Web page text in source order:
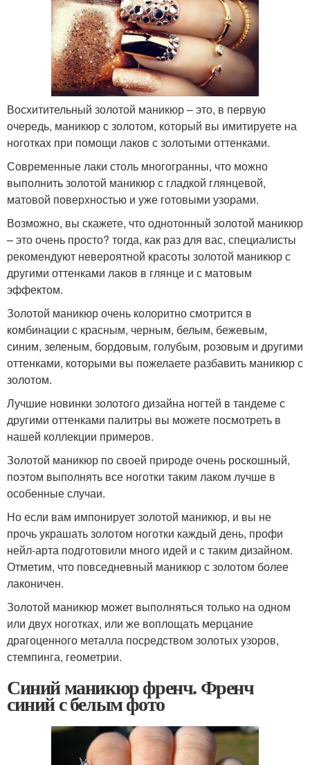
Восхитительный золотой маникюр – это, в первую
очередь, маникюр с золотом, который вы имитируете на
ноготках при помощи лаков с золотыми оттенками.
Современные лаки столь многогранны, что можно
выполнить золотой маникюр с гладкой глянцевой,
матовой поверхностью и уже готовыми узорами.
Возможно, вы скажете, что однотонный золотой маникюр
– это очень просто? тогда, как раз для вас, специалисты
рекомендуют невероятной красоты золотой маникюр с
другими оттенками лаков в глянце и с матовым
эффектом.
Золотой маникюр очень колоритно смотрится в
комбинации с красным, черным, белым, бежевым,
синим, зеленым, бордовым, голубым, розовым и другими
оттенками, которыми вы пожелаете разбавить маникюр с
золотом.
Лучшие новинки золотого дизайна ногтей в тандеме с
другими оттенками палитры вы можете посмотреть в
нашей коллекции примеров.
Золотой маникюр по своей природе очень роскошный,
поэтом выполнять все ноготки таким лаком лучше в
особенные случаи.
Но если вам импонирует золотой маникюр, и вы не
прочь украшать золотом ноготки каждый день, профи
нейл-арта подготовили много идей и с таким дизайном.
Отметим, что повседневный маникюр с золотом более
лаконичен.
Золотой маникюр может выполняться только на одном
или двух ноготках, или же воплощать мерцание
драгоценного металла посредством золотых узоров,
стемпинга, геометрии.
Синий маникюр френч. Френч
синий с белым фото